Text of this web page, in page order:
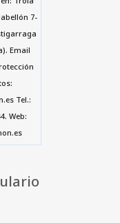
7-
Email
Tel.:
Web: